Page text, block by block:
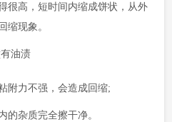
高，短时间内缩成饼状，从外
缩现象。
油渍
力不强，会造成回缩;
杂质完全擦干净。